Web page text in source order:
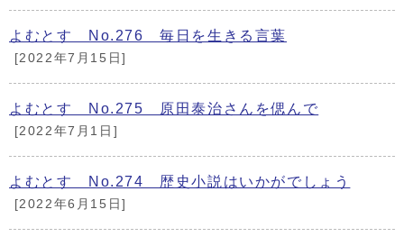
よむとす No.276 毎日を生きる言葉
[2022年7月15日]
よむとす No.275 原田泰治さんを偲んで
[2022年7月1日]
よむとす No.274 歴史小説はいかがでしょう
[2022年6月15日]